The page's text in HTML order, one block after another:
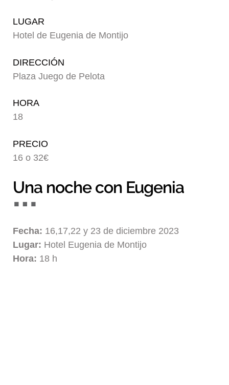
LUGAR
Hotel de Eugenia de Montijo
DIRECCIÓN
Plaza Juego de Pelota
HORA
18
PRECIO
16 o 32€
Una noche con Eugenia
Fecha: 16,17,22 y 23 de diciembre 2023
Lugar: Hotel Eugenia de Montijo
Hora: 18 h